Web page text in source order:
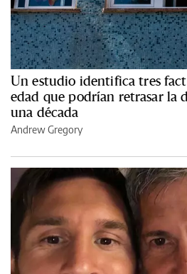
Un estudio identifica tres
edad que podrían retrasar la
una década
Andrew Gregory